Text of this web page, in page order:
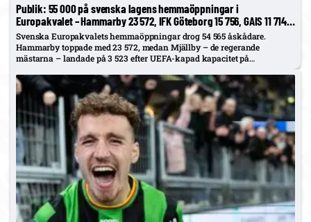
Publik: 55 000 på svenska lagens hemmaöppningar i
Europakvalet – Hammarby 23 572, IFK Göteborg 15 756, GAIS 11 714,
Mjällby 3 523
Svenska Europakvalets hemmaöppningar drog 54 565 åskådare.
Hammarby toppade med 23 572, medan Mjällby – de regerande
mästarna – landade på 3 523 efter UEFA-kapad kapacitet på